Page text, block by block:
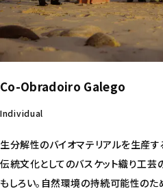
Co-Obradoiro Galego
Individual
生分解性のバイオマテリアルを生産す
伝統文化としてのバスケット織り工
もしろい。自然環境の持続可能性の